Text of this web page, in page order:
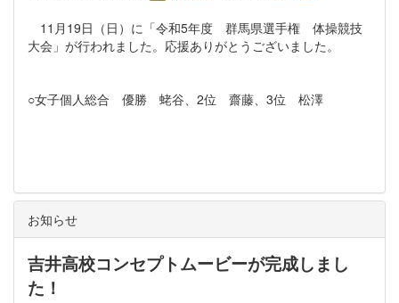
11月19日（日）に「令和5年度 群馬県選手権 体操競技
大会」が行われました。応援ありがとうございました。
○女子個人総合 優勝 蛯谷、2位 齋藤、3位 松澤
お知らせ
吉井高校コンセプトムービーが完成しまし
た！